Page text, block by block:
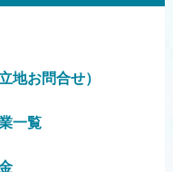
地お問合せ）
一覧